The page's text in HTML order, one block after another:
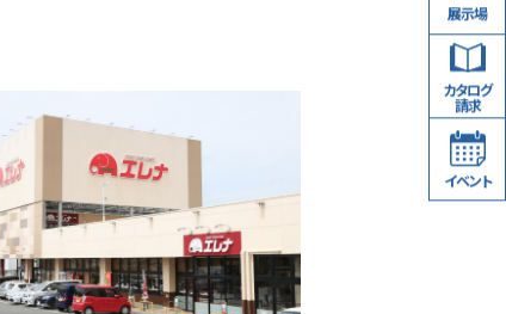
展示場
カタログ
請求
イベント